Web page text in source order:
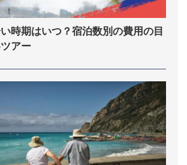
時期はいつ？宿泊数別の費用の目
アー